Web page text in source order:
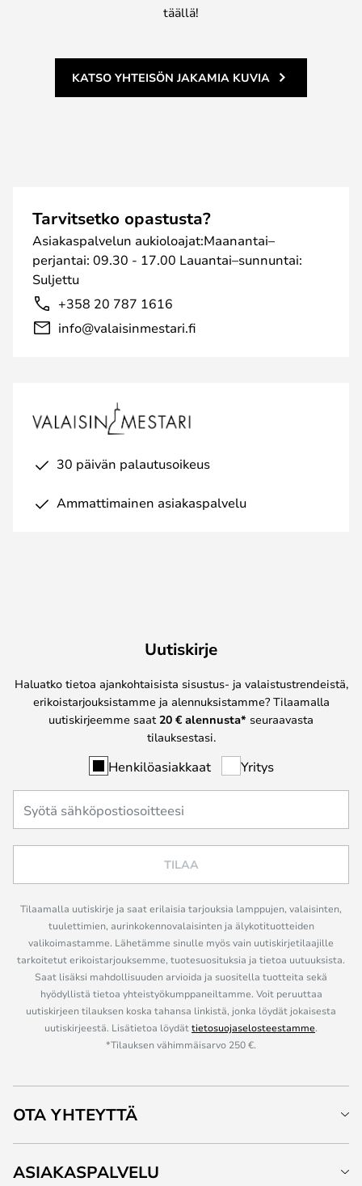
täällä!
KATSO YHTEISÖN JAKAMIA KUVIA
Tarvitsetko opastusta?
Asiakaspalvelun aukioloajat:Maanantai–
perjantai: 09.30 - 17.00 Lauantai–sunnuntai:
Suljettu
+358 20 787 1616
info@valaisinmestari.fi
30 päivän palautusoikeus
Ammattimainen asiakaspalvelu
Uutiskirje
Haluatko tietoa ajankohtaisista sisustus- ja valaistustrendeistä,
erikoistarjouksistamme ja alennuksistamme? Tilaamalla
uutiskirjeemme saat 20 € alennusta* seuraavasta
tilauksestasi.
Henkilöasiakkaat Yritys
TILAA
Tilaamalla uutiskirje ja saat erilaisia tarjouksia lamppujen, valaisinten,
tuulettimien, aurinkokennovalaisinten ja älykotituotteiden
valikoimastamme. Lähetämme sinulle myös vain uutiskirjetilaajille
tarkoitetut erikoistarjouksemme, tuotesuosituksia ja tietoa uutuuksista.
Saat lisäksi mahdollisuuden arvioida ja suositella tuotteita sekä
hyödyllistä tietoa yhteistyökumppaneiltamme. Voit peruuttaa
uutiskirjeen tilauksen koska tahansa linkistä, jonka löydät jokaisesta
uutiskirjeestä. Lisätietoa löydättietosuojaselosteestamme.
*Tilauksen vähimmäisarvo 250 €.
OTA YHTEYTTÄ
ASIAKASPALVELU